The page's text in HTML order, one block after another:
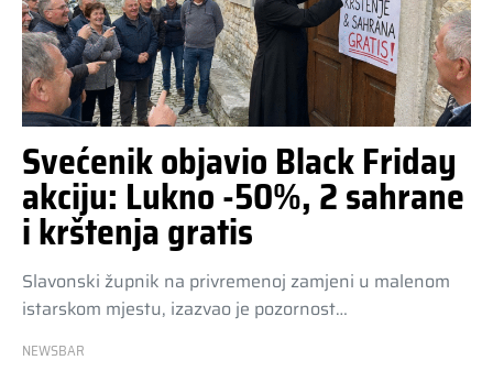
Svećenik objavio Black Friday
akciju: Lukno -50%, 2 sahrane
i krštenja gratis
Slavonski župnik na privremenoj zamjeni u malenom
istarskom mjestu, izazvao je pozornost…
NEWSBAR